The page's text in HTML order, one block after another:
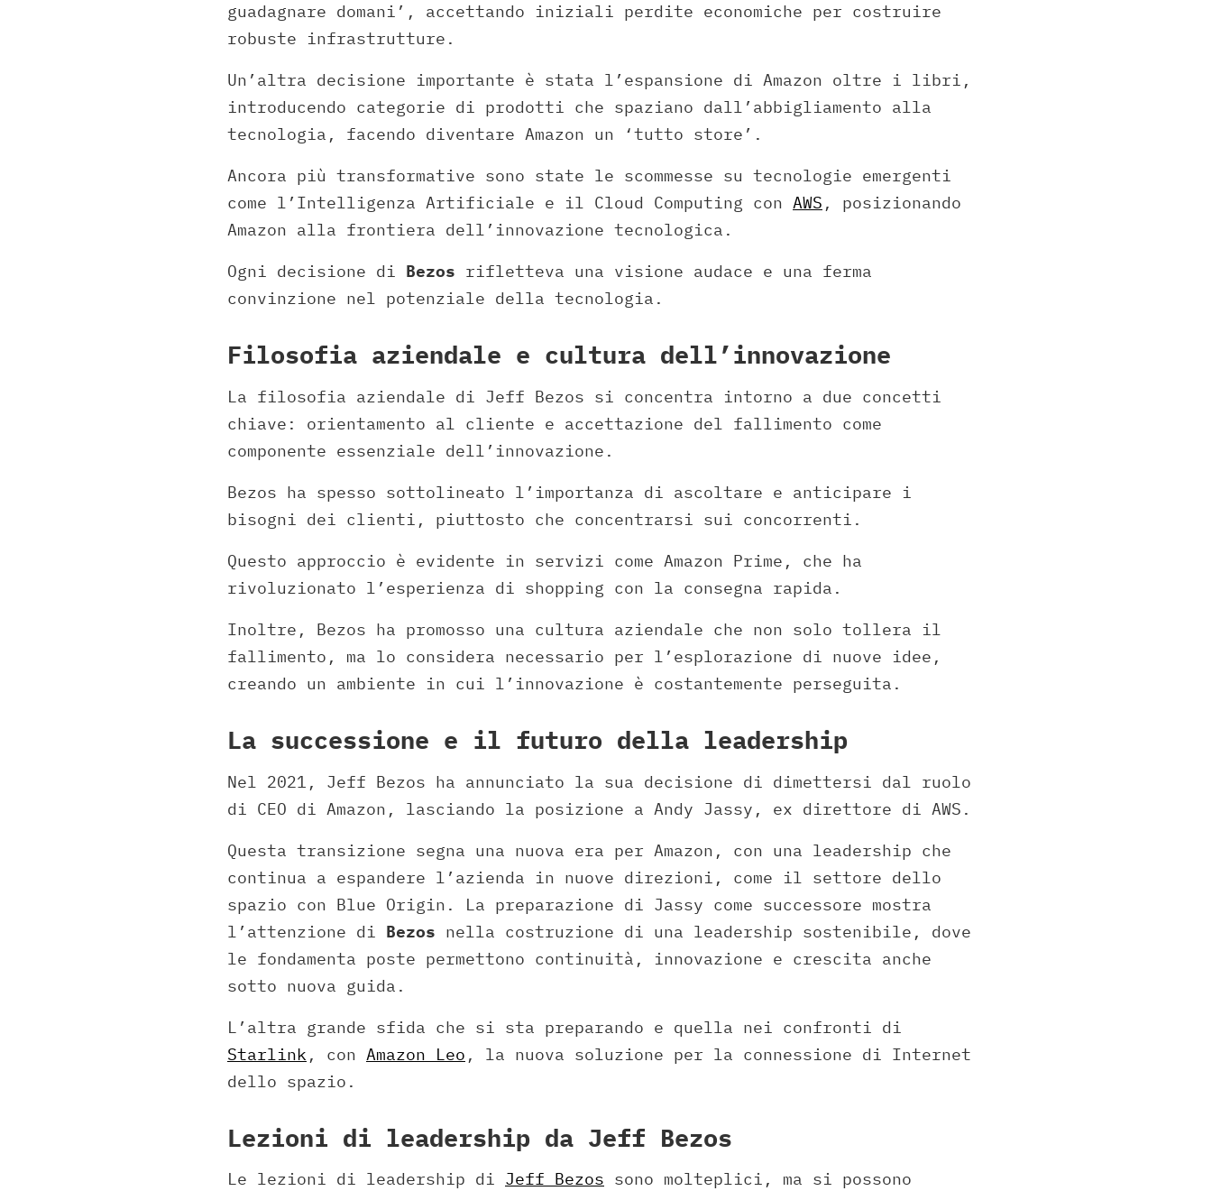
guadagnare domani’, accettando iniziali perdite economiche per costruire
robuste infrastrutture.
Un’altra decisione importante è stata l’espansione di Amazon oltre i libri,
introducendo categorie di prodotti che spaziano dall’abbigliamento alla
tecnologia, facendo diventare Amazon un ‘tutto store’.
Ancora più transformative sono state le scommesse su tecnologie emergenti
come l’Intelligenza Artificiale e il Cloud Computing con AWS , posizionando
Amazon alla frontiera dell’innovazione tecnologica.
Ogni decisione di Bezos rifletteva una visione audace e una ferma
convinzione nel potenziale della tecnologia.
Filosofia aziendale e cultura dell’innovazione
La filosofia aziendale di Jeff Bezos si concentra intorno a due concetti
chiave: orientamento al cliente e accettazione del fallimento come
componente essenziale dell’innovazione.
Bezos ha spesso sottolineato l’importanza di ascoltare e anticipare i
bisogni dei clienti, piuttosto che concentrarsi sui concorrenti.
Questo approccio è evidente in servizi come Amazon Prime, che ha
rivoluzionato l’esperienza di shopping con la consegna rapida.
Inoltre, Bezos ha promosso una cultura aziendale che non solo tollera il
fallimento, ma lo considera necessario per l’esplorazione di nuove idee,
creando un ambiente in cui l’innovazione è costantemente perseguita.
La successione e il futuro della leadership
Nel 2021, Jeff Bezos ha annunciato la sua decisione di dimettersi dal ruolo
di CEO di Amazon, lasciando la posizione a Andy Jassy, ex direttore di AWS.
Questa transizione segna una nuova era per Amazon, con una leadership che
continua a espandere l’azienda in nuove direzioni, come il settore dello
spazio con Blue Origin. La preparazione di Jassy come successore mostra
l’attenzione di Bezos nella costruzione di una leadership sostenibile, dove
le fondamenta poste permettono continuità, innovazione e crescita anche
sotto nuova guida.
L’altra grande sfida che si sta preparando e quella nei confronti di
Starlink , con Amazon Leo , la nuova soluzione per la connessione di Internet
dello spazio.
Lezioni di leadership da Jeff Bezos
Le lezioni di leadership di Jeff Bezos sono molteplici, ma si possono